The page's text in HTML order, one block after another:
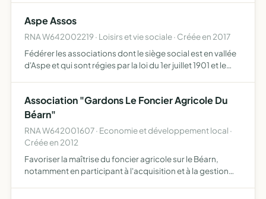
Aspe Assos
RNA W642002219 · Loisirs et vie sociale · Créée en 2017
Fédérer les associations dont le siège social est en vallée
d'Aspe et qui sont régies par la loi du 1er juillet 1901 et le
Association "Gardons Le Foncier Agricole Du
Béarn"
RNA W642001607 · Economie et développement local ·
Créée en 2012
Favoriser la maîtrise du foncier agricole sur le Béarn,
notamment en participant à l'acquisition et à la gestion